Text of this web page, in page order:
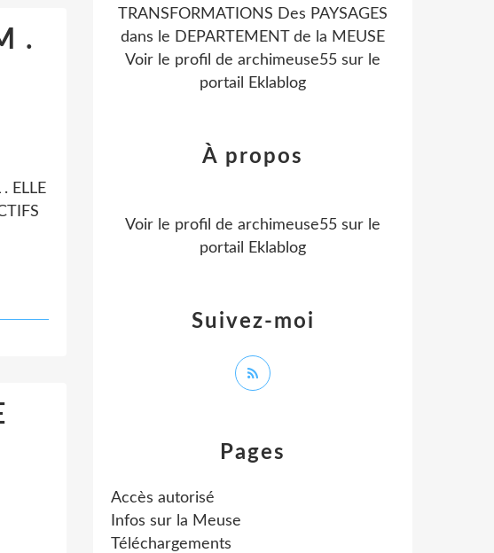
.
ELLE
Pages
Accès autorisé
Infos sur la Meuse
Téléchargements
TRANSFORMATIONS Des PAYSAGES
dans le DEPARTEMENT de la MEUSE
Voir le profil de archimeuse55 sur le
portail Eklablog
Suivez-moi
À propos
Voir le profil de archimeuse55 sur le
portail Eklablog